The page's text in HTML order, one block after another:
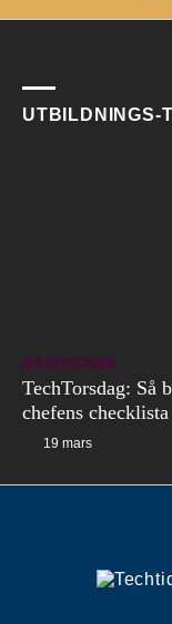
UTBILDNINGS-
BRANSCHEN
TechTorsdag: Så
chefens checklista
19 mars